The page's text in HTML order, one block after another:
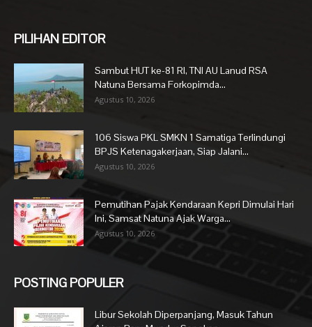
PILIHAN EDITOR
Sambut HUT ke-81 RI, TNI AU Lanud RSA
Natuna Bersama Forkopimda...
Agustus 10, 2026
106 Siswa PKL SMKN 1 Samatiga Terlindungi
BPJS Ketenagakerjaan, Siap Jalani...
Agustus 10, 2026
Pemutihan Pajak Kendaraan Kepri Dimulai Hari
Ini, Samsat Natuna Ajak Warga...
Agustus 10, 2026
POSTING POPULER
Libur Sekolah Diperpanjang, Masuk Tahun